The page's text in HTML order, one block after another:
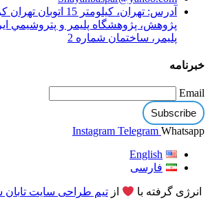
پژوهش، پژوهشگاه پليمر و پتروشيمي
پليمر، ساختمان شماره 2
خبرنامه
Email
Instagram Telegram Whatsapp
English
فارسی
انرژی گرفته با ازتیم طراحی سایت تابان